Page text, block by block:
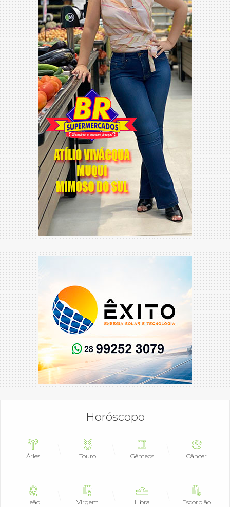
Horóscopo
Áries Touro Gêmeos Câncer
Leão Virgem Libra Escorpião